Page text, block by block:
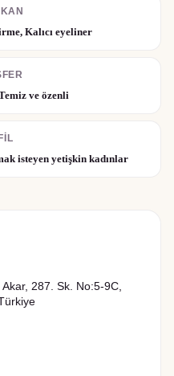
Kalıcı eyeliner
ve özenli
isteyen yetişkin kadınlar
287. Sk. No:5-9C,